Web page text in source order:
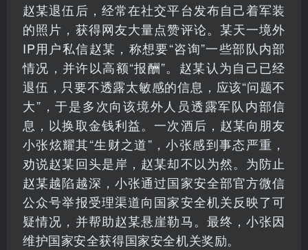
赵某退伍后，经常在社交平台发布自己着军装
的照片，获得网友大量点赞评论。某天一境外
IP用户私信赵某，称想要“咨询”一些部队内部
情况，并许以高额“报酬”。赵某认为自己已经
退伍，只要不透露太敏感的信息，应该“问题不
大”，于是多次向该境外人员透露军队内部信
息，以换取金钱利益。一次酒后，赵某向朋友
小张炫耀其“生财之道”，小张感到事态严重，
劝说赵某回头是岸，赵某却不以为然。为防止
赵某越陷越深，小张通过国家安全部官方微信
公众号举报受理渠道向国家安全机关反映了可
疑情况，并帮助赵某悬崖勒马。最终，小张因
维护国家安全获得国家安全机关奖励。